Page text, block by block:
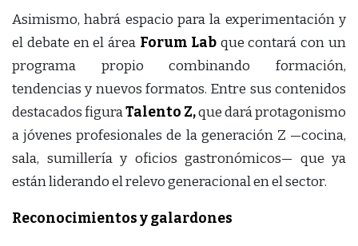
Asimismo, habrá espacio para la experimentación y
el debate en el área Forum Labque contará con un
programa propio combinando formación,
tendencias y nuevos formatos. Entre sus contenidos
destacados figuraTalento Z,que dará protagonismo
a jóvenes profesionales de la generación Z —cocina,
sala, sumillería y oficios gastronómicos— que ya
están liderando el relevo generacional en el sector.
Reconocimientos y galardones